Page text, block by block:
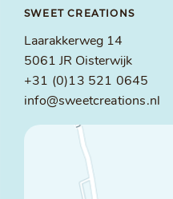
SWEET CREATIONS
Laarakkerweg 14
5061 JR Oisterwijk
+31 (0)13 521 0645
info@sweetcreations.nl